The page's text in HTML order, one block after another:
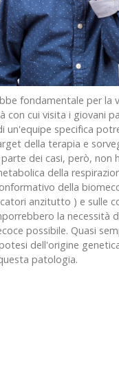
fondamentale per la
con cui visita i giovani
un'equipe specifica
della terapia e
dei casi, però, non
della
della
anzitutto ) e sulle
la necessità
possibile. Quasi
dell'origine
patologia.